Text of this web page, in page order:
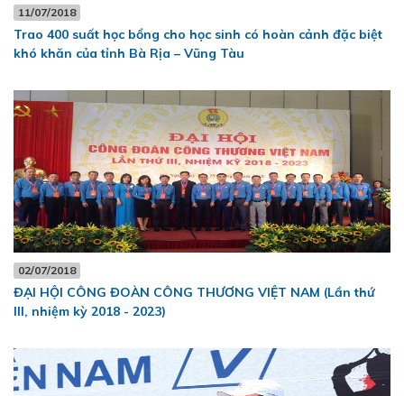
11/07/2018
Trao 400 suất học bổng cho học sinh có hoàn cảnh đặc biệt
khó khăn của tỉnh Bà Rịa – Vũng Tàu
02/07/2018
ĐẠI HỘI CÔNG ĐOÀN CÔNG THƯƠNG VIỆT NAM (Lần thứ
III, nhiệm kỳ 2018 - 2023)